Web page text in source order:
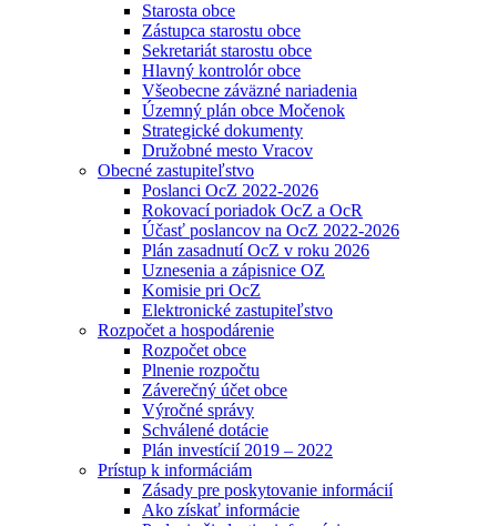
Starosta obce
Zástupca starostu obce
Sekretariát starostu obce
Hlavný kontrolór obce
Všeobecne záväzné nariadenia
Územný plán obce Močenok
Strategické dokumenty
Družobné mesto Vracov
Obecné zastupiteľstvo
Poslanci OcZ 2022-2026
Rokovací poriadok OcZ a OcR
Účasť poslancov na OcZ 2022-2026
Plán zasadnutí OcZ v roku 2026
Uznesenia a zápisnice OZ
Komisie pri OcZ
Elektronické zastupiteľstvo
Rozpočet a hospodárenie
Rozpočet obce
Plnenie rozpočtu
Záverečný účet obce
Výročné správy
Schválené dotácie
Plán investícií 2019 – 2022
Prístup k informáciám
Zásady pre poskytovanie informácií
Ako získať informácie